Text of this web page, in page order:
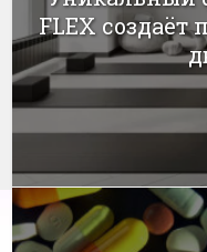
FLEX создаёт